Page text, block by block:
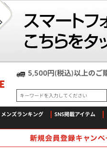
5,500円(税込)以上のご
キーワードを入力してください
メンズランキング SNS掲載アイテム